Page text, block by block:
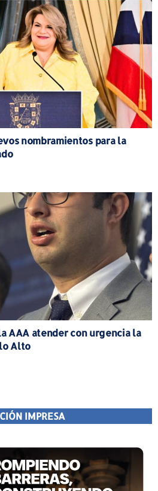
nombramientos para la
AAA atender con urgencia la
Alto
IMPRESA